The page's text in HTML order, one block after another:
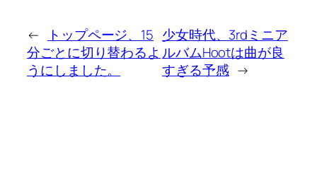
←
トップページ、15
分ごとに切り替わるよ
うにしました。
少女時代、3rdミニア
ルバムHootは曲が良
すぎる予感 →